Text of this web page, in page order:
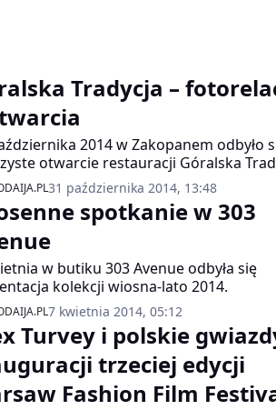
Tradycja –
2014 w Zakopanem odbyło
otwarcie restauracji Góralska
stworzone przez rodzinę Bachleda-
stylem zakopiańskim jest
złożonym Witkiewiczowi
31 października 2014, 13:48
spotkanie w 303
w butiku 303 Avenue odbyła się
kolekcji wiosna-lato 2014.
7 kwietnia 2014, 05:12
Turvey i polskie
trzeciej edycji
Fashion Film